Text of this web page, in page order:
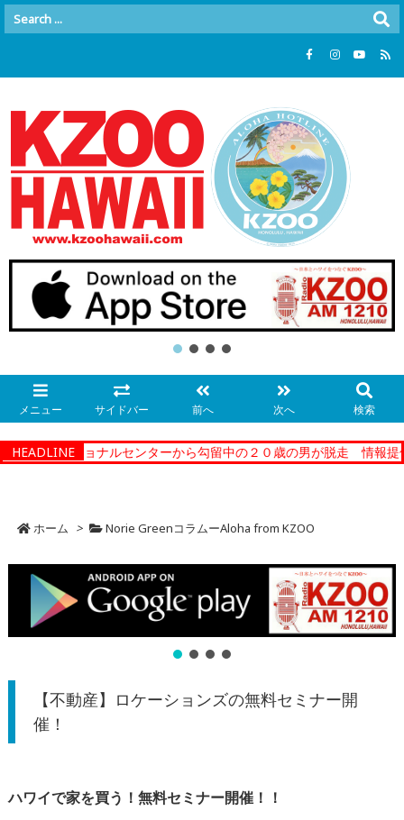
メニュー サイドバー 前へ 次へ 検索
HEADLINE
ーコレクショナルセンターから勾留中の２０歳の男が脱走 情報提供
ホーム > Norie GreenコラムーAloha from KZOO
【不動産】ロケーションズの無料セミナー開
催！
ハワイで家を買う！無料セミナー開催！！